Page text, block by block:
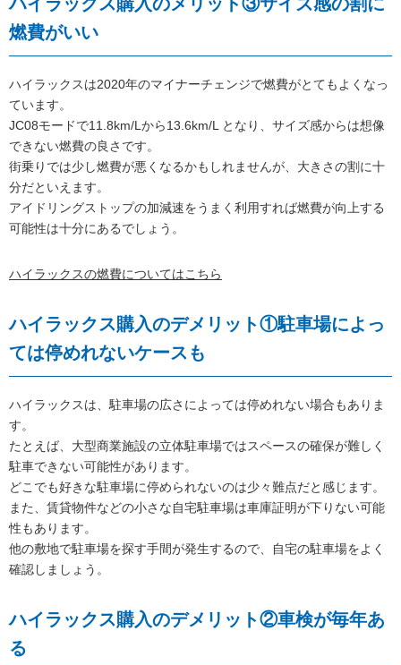
燃費がいい
ハイラックスは2020年のマイナーチェンジで燃費がとてもよくなっ
ています。
JC08モードで11.8km/Lから13.6km/L となり、サイズ感からは想像
できない燃費の良さです。
街乗りでは少し燃費が悪くなるかもしれませんが、大きさの割に十
分だといえます。
アイドリングストップの加減速をうまく利用すれば燃費が向上する
可能性は十分にあるでしょう。
ハイラックスの燃費についてはこちら
ハイラックス購入のデメリット①駐車場によっ
ては停めれないケースも
ハイラックスは、駐車場の広さによっては停めれない場合もありま
す。
たとえば、大型商業施設の立体駐車場ではスペースの確保が難しく
駐車できない可能性があります。
どこでも好きな駐車場に停められないのは少々難点だと感じます。
また、賃貸物件などの小さな自宅駐車場は車庫証明が下りない可能
性もあります。
他の敷地で駐車場を探す手間が発生するので、自宅の駐車場をよく
確認しましょう。
ハイラックス購入のデメリット②車検が毎年あ
る